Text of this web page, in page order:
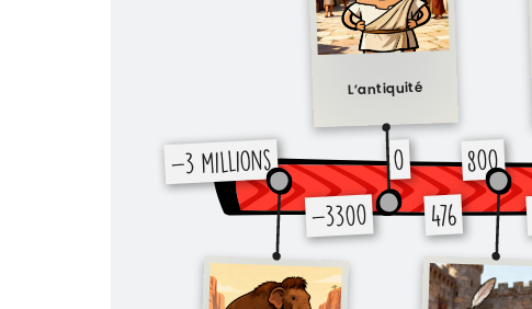
-3 millions
-3300
0
476
800
L’antiquité